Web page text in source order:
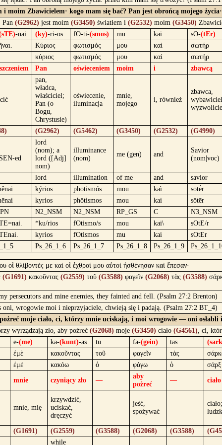
i moim Zbawicielem· kogo mam się bać? Pan jest obrońcą mojego
Pan (G2962) jest moim (G3450) światłem i (G2532) moim (G3450)
-nai. (ky)-ri-os fO-ti-(smos) mu kai sO-(tEr)
Κύριος φωτισμός μου καὶ
σωτήρ
κύριος
φωτισμός μου καί
σωτήρ
Pan oświeceniem moim i zbawcą
pan,
władca,
właściciel;
Pan (o
Bogu,
Chrystusie)
oświecenie,
iluminacja
mnie,
mojego
i, również
zbawca,
(G2962) (G5462) (G3450) (G2532) (G4990)
ed
lord
(nom); a
lord ([Adj]
nom)
illuminance
(nom)
me (gen) and
Savior
(nom|voc)
lord illumination of me and
savior
kýrios phōtismós mou kaì
sōtḗr
kyrios phōtismos mou kai
sōtēr
N2_NSM N2_NSM RP_GS C
N3_NSM
*ku/rios fOtismo/s mou kai\
sOtE/r
kyrios fOtismos mu kai
sOtEr
Ps_26_1_6 Ps_26_1_7 Ps_26_1_8 Ps_26_1_9
οἱ θλίβοντές με καὶ οἱ ἐχθροί μου αὐτοὶ ἠσθένησαν καὶ ἔπεσαν·
(G1691) κακοῦντας (G2559) τοῦ (G3588) φαγεῖν (G2068) τὰς (G3588)
persecutors and mine enemies, they fainted and fell. (Psalm 27:2 Brenton)
oni, wrogowie moi i nieprzyjaciele, chwieją się i padają. (Psalm 27:2 BT_4)
moje ciało, ci, którzy mnie uciskają, i moi wrogowie — oni osłabli
wyrządzają zło, aby pożreć (G2068) moje (G3450) ciało (G4561), ci,
e-(me) ka-(kunt)-as tu fa-(gein) tas
ἐμὲ
κακοῦντας τοῦ φαγεῖν τὰς
ἐμέ
κακόω ὁ φάγω ὁ σάρξ
mnie czyniący zło —
aby
pożreć
— ciało
mnie, mię
krzywdzić,
uciskać,
dręczyć
—
jeść,
spożywać
—
(G1691) (G2559) (G3588) (G2068) (G3588)
while